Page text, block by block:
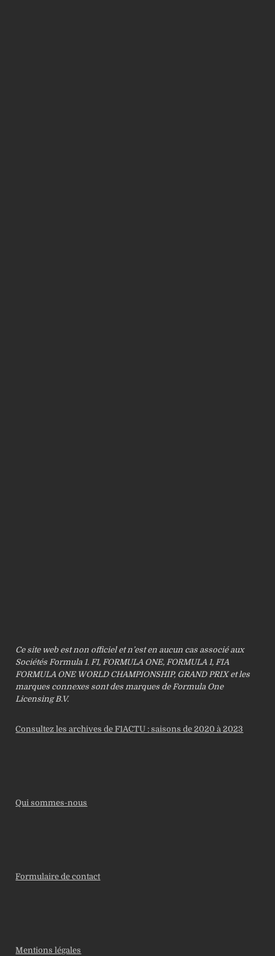
Ce site web est non officiel et n’est en aucun cas associé aux
Sociétés Formula 1. F1, FORMULA ONE, FORMULA 1, FIA
FORMULA ONE WORLD CHAMPIONSHIP, GRAND PRIX et les
marques connexes sont des marques de Formula One
Licensing B.V.
Consultez les archives de F1ACTU : saisons de 2020 à 2023
Qui sommes-nous
Formulaire de contact
Mentions légales